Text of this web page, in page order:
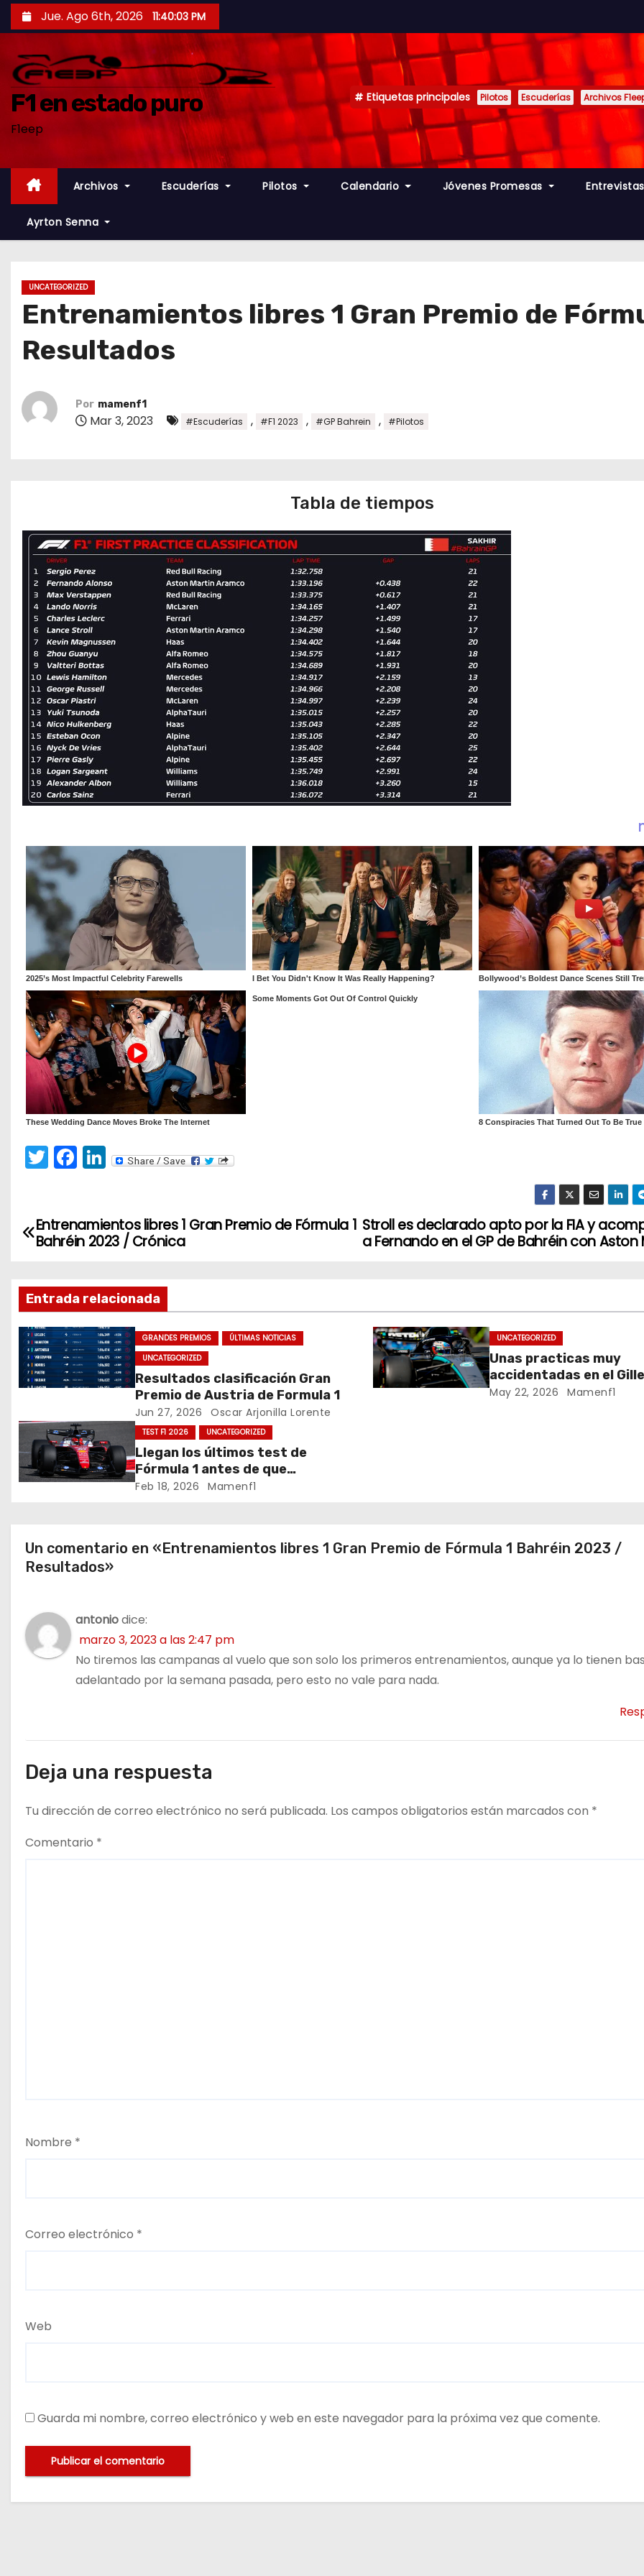
a
c
Jue. Ago 6th, 2026 11:40:04 PM
F1 en estado puro
F1eep
Etiquetas principales Pilotos Escuderías Archivos
Archivos Escuderías Pilotos Calendario Jóvenes Promesas
Ayrton Senna
UNCATEGORIZED
Entrenamientos libres 1 Gran Premio de
Resultados
Por mamenf1
Mar 3, 2023 #Escuderías , #F1 2023 , #GP Bahrein , #Pilotos
Tabla de tiempos
T
w
er
F
a
e
b
o
k
Li
e
dI
N
v
e
g
a
ó
e
n
t
d
a
s
Stroll es declarado apto por la FIA y
a Fernando en el GP de Bahréin con Aston
Entrenamientos libres 1 Gran Premio de Fórmula 1
Bahréin 2023 / Crónica
Entrada relacionada
GRANDES PREMIOS
ÚLTIMAS NOTICIAS
UNCATEGORIZED
Resultados clasificación Gran
Premio de Austria de Formula 1
Jun 27, 2026 Oscar Arjonilla Lorente
UNCATEGORIZED
Unas practicas muy
accidentadas en el
Villeneuve deja a Fernando en
May 22, 2026 Mamenf1
TEST F1 2026 UNCATEGORIZED
Llegan los últimos test de
Fórmula 1 antes de que
comience la nueva temporada
Feb 18, 2026 Mamenf1
Un comentario en «Entrenamientos libres 1 Gran Premio de Fórmula 1 Bahréin 2023 /
Resultados»
antoniodice:
marzo 3, 2023 a las 2:47 pm
No tiremos las campanas al vuelo que son solo los primeros entrenamientos, aunque ya lo tienen
adelantado por la semana pasada, pero esto no vale para nada.
Deja una respuesta
Tu dirección de correo electrónico no será publicada. Los campos obligatorios están marcados con *
Comentario *
Nombre *
Correo electrónico *
Web
Guarda mi nombre, correo electrónico y web en este navegador para la próxima vez que comente.